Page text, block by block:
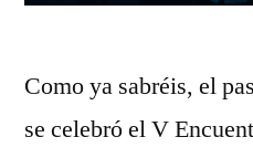
Como ya sabréis, el
se celebró el V